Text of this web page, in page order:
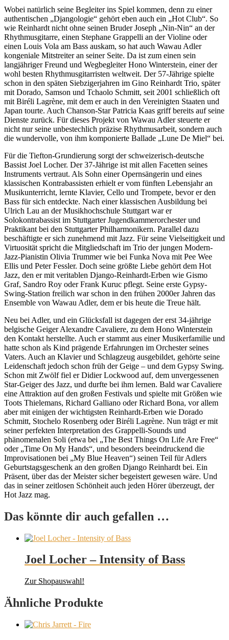
Wobei natürlich seine Begleiter ins Spiel kommen, denn zu einer
authentischen „Djangologie“ gehört eben auch ein „Hot Club“. So
wie Reinhardt nicht ohne seinen Bruder Joseph „Nin-Nin“ an der
Rhythmusgitarre, einen Stephane Grappelli an der Violine oder
einen Louis Vola am Bass auskam, so hat auch Wawau Adler
kongeniale Mitstreiter an seiner Seite. Da ist zum einen sein
langjähriger Freund und Wegbegleiter Hono Winterstein, einer der
wohl besten Rhythmusgitarristen weltweit. Der 57-Jährige spielte
schon in den späten Siebzigerjahren im Gino Reinhardt Trio, später
mit Dorado, Samson und Tchaolo Schmitt, seit 2001 schließlich oft
mit Biréli Lagrène, mit dem er auch in den Vereinigten Staaten und
Japan tourte. Auch Chanson-Star Patricia Kaas griff bereits auf seine
Dienste zurück. Für dieses Projekt von Wawau Adler steuerte er
nicht nur seine unbestechlich präzise Rhythmusarbeit, sondern auch
die wundervolle, von ihm komponierte Ballade „Lune De Miel“ bei.
Für die Tiefton-Grundierung sorgt der schweizerisch-deutsche
Bassist Joel Locher. Der 37-Jährige ist mit allen Facetten seines
Instruments vertraut. Als Sohn einer Opernsängerin und eines
klassischen Kontrabassisten erhielt er vom fünften Lebensjahr an
Musikunterricht, lernte Klavier, Cello und Trompete, bevor er den
Bass für sich entdeckte. Nach einer klassischen Ausbildung bei
Ulrich Lau an der Musikhochschule Stuttgart war er
Solokontrabassist im Stuttgarter Jugendkammerorchester und
Praktikant bei den Stuttgarter Philharmonikern. Parallel dazu
beschäftigte er sich zunehmend mit Jazz. Für seine Vielseitigkeit und
Virtuosität spricht die Mitgliedschaft im Trio der jungen Modern-
Jazz-Pianistin Olivia Trummer wie bei Funka Nova mit Pee Wee
Ellis und Peter Fessler. Doch seine größte Liebe gehört dem Hot
Jazz, den er mit veritablen Django-Reinhardt-Erben wie Gismo
Graf, Sandro Roy oder Frank Kuruc pflegt. Seine erste Gypsy-
Swing-Station freilich war schon in den frühen 2000er Jahren das
Ensemble von Wawau Adler, dem er bis heute die Treue hält.
Neu bei Adler, und ein Glücksfall ist dagegen der erst 34-jährige
belgische Geiger Alexandre Cavaliere, zu dem Hono Winterstein
den Kontakt herstellte. Auch er stammt aus einer Musikerfamilie und
hatte schon als Kind prägende Erfahrungen im Orchester seines
Vaters. Auch an Klavier und Schlagzeug ausgebildet, gehörte seine
Leidenschaft jedoch schon früh der Geige – und dem Gypsy Swing.
Schon mit Zwölf fiel er Didier Lockwood auf, dem unvergessenen
Star-Geiger des Jazz, und durfte bei ihm lernen. Bald war Cavaliere
eine Attraktion auf den großen Festivals und spielte mit Größen wie
Toots Thielemans, Richard Galliano oder Richard Bona, vor allem
aber mit einigen der wichtigsten Reinhardt-Erben wie Dorado
Schmitt, Stochelo Rosenberg oder Biréli Lagrène. Nun trägt er mit
seiner perfekten Interpretation des Grappelli-Sounds und
phänomenalen Soli (etwa bei „The Best Things On Life Are Free“
oder „Time On My Hands“, und besonders beeindruckend die
Improvisationen bei „My Blue Heaven“) seinen Teil für Adlers
Geburtstagsgeschenk an den großen Django Reinhardt bei. Ein
Präsent, über das der Meister sicher begeistert gewesen wäre. Und
das in seiner zeitlosen Schönheit auch jeden Hörer überzeugt, der
Hot Jazz mag.
Das könnte dir auch gefallen …
Joel Locher – Intensity of Bass
Zur Shopauswahl!
Ähnliche Produkte